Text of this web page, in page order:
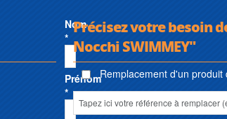
Nom
*
Prénom
*
Précisez votre besoin
Nocchi SWIMMEY"
Remplacement d'un produit